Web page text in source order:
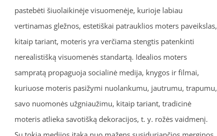
pastebėti šiuolaikinėje visuomenėje, kurioje labiau
vertinamas gležnos, estetiškai patrauklios moters paveikslas,
kitaip tariant, moteris yra verčiama stengtis patenkinti
nerealistišką visuomenės standartą. Idealios moters
sampratą propaguoja socialinė medija, knygos ir filmai,
kuriuose moteris pasižymi nuolankumu, jautrumu, trapumu,
savo nuomonės užgniaužimu, kitaip tariant, tradicinė
moteris atlieka savotišką dekoracijos, t. y. rožės vaidmenį.